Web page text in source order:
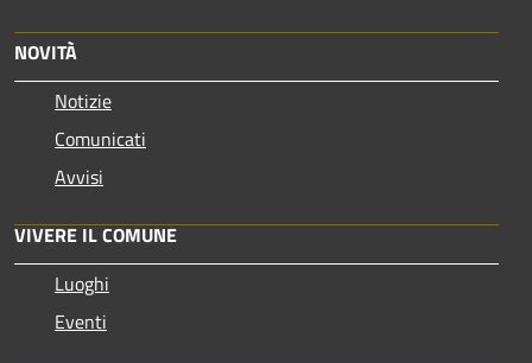
NOVITÀ
Notizie
Comunicati
Avvisi
VIVERE IL COMUNE
Luoghi
Eventi